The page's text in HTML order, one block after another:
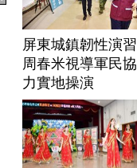
屏東城鎮韌性演習
周春米視導軍民協
力實地操演